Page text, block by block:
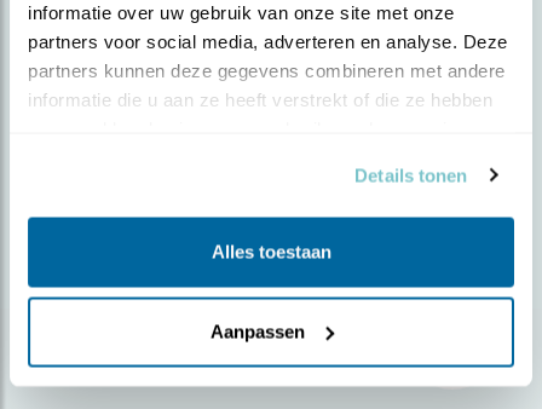
informatie over uw gebruik van onze site met onze
partners voor social media, adverteren en analyse. Deze
partners kunnen deze gegevens combineren met andere
informatie die u aan ze heeft verstrekt of die ze hebben
Details tonen
Alles toestaan
Aanpassen
Door Ellis Samsom